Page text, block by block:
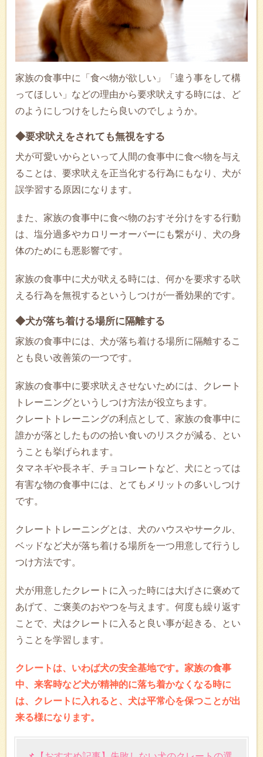
家族の食事中に「食べ物が欲しい」「違う事をして構
ってほしい」などの理由から要求吠えする時には、ど
のようにしつけをしたら良いのでしょうか。
◆要求吠えをされても無視をする
犬が可愛いからといって人間の食事中に食べ物を与え
ることは、要求吠えを正当化する行為にもなり、犬が
誤学習する原因になります。
また、家族の食事中に食べ物のおすそ分けをする行動
は、塩分過多やカロリーオーバーにも繋がり、犬の身
体のためにも悪影響です。
家族の食事中に犬が吠える時には、何かを要求する吠
える行為を無視するというしつけが一番効果的です。
◆犬が落ち着ける場所に隔離する
家族の食事中には、犬が落ち着ける場所に隔離するこ
とも良い改善策の一つです。
家族の食事中に要求吠えさせないためには、クレート
トレーニングというしつけ方法が役立ちます。
クレートトレーニングの利点として、家族の食事中に
誰かが落としたものの拾い食いのリスクが減る、とい
うことも挙げられます。
タマネギや長ネギ、チョコレートなど、犬にとっては
有害な物の食事中には、とてもメリットの多いしつけ
です。
クレートトレーニングとは、犬のハウスやサークル、
ベッドなど犬が落ち着ける場所を一つ用意して行うし
つけ方法です。
犬が用意したクレートに入った時には大げさに褒めて
あげて、ご褒美のおやつを与えます。何度も繰り返す
ことで、犬はクレートに入ると良い事が起きる、とい
うことを学習します。
クレートは、いわば犬の安全基地です。家族の食事
中、来客時など犬が精神的に落ち着かなくなる時に
は、クレートに入れると、犬は平常心を保つことが出
来る様になります。